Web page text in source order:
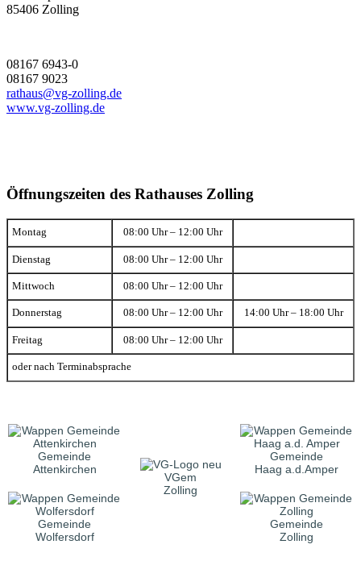
85406 Zolling
08167 6943-0
08167 9023
rathaus@vg-zolling.de
www.vg-zolling.de
Öffnungszeiten des Rathauses Zolling
Montag 08:00 Uhr – 12:00 Uhr
Dienstag 08:00 Uhr – 12:00 Uhr
Mittwoch 08:00 Uhr – 12:00 Uhr
Donnerstag 08:00 Uhr – 12:00 Uhr 14:00 Uhr – 18:00 Uhr
Freitag 08:00 Uhr – 12:00 Uhr
oder nach Terminabsprache
Gemeinde
Attenkirchen
VGem
Zolling
Gemeinde
Haag a.d.Amper
Gemeinde
Wolfersdorf
Gemeinde
Zolling